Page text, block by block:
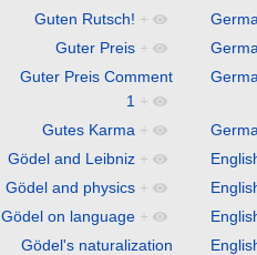
Guten Rutsch! +
Guter Preis +
Guter Preis Comment
1 +
Gutes Karma +
Gödel and Leibniz +
Gödel and physics +
Gödel on language +
Gödel's naturalization